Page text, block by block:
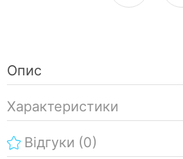
Опис
Характеристики
Відгуки (0)